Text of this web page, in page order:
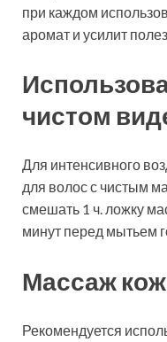
при каждом
аромат и усилит
чистом
Для интенсивного
для волос с чистым
смешать 1 ч. ложку
минут перед мытьем
Массаж
Рекомендуется